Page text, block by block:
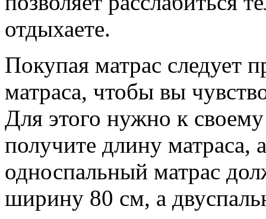
отдыхаете.
Покупая матрас следует
матраса, чтобы вы
Для этого нужно к
получите длину матраса,
односпальный матрас
ширину 80 см, а